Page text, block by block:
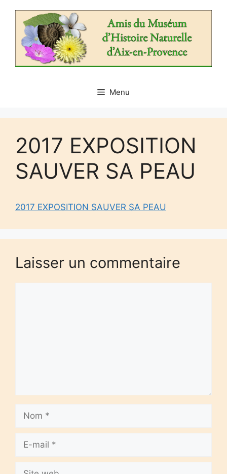
contenu
Menu
2017 EXPOSITION
SAUVER SA PEAU
2017 EXPOSITION SAUVER SA PEAU
Laisser un commentaire
mail